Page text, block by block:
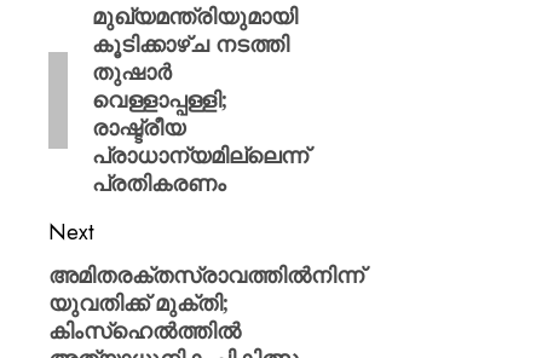
മുഖ്യമന്ത്രിയുമായി
കൂടിക്കാഴ്ച നടത്തി
തുഷാർ
വെള്ളാപ്പള്ളി;
രാഷ്ട്രീയ
പ്രാധാന്യമില്ലെന്ന്
പ്രതികരണം
Next
അമിതരക്തസ്രാവത്തിൽനിന്ന്
യുവതിക്ക് മുക്തി;
കിംസ്ഹെൽത്തിൽ